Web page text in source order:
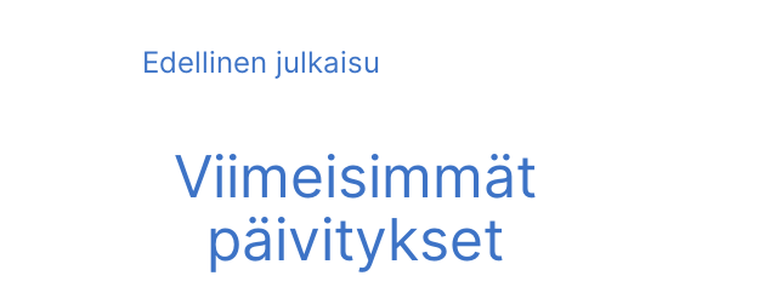
Viimeisimmät
päivitykset